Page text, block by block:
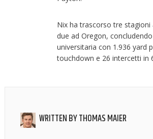
Nix ha trascorso tre stagioni
due ad Oregon,
universitaria con 1.936 yard
touchdown e 26 intercetti in
WRITTEN BYTHOMAS MAIER